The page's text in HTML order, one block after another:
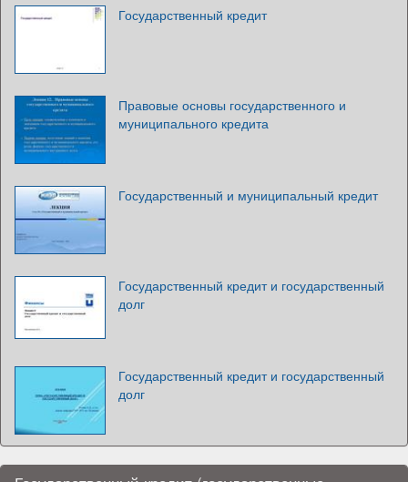
Государственный кредит
Правовые основы государственного и
муниципального кредита
Государственный и муниципальный кредит
Государственный кредит и государственный
долг
Государственный кредит и государственный
долг